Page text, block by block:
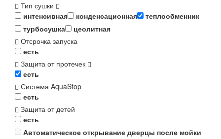
Тип сушки
интенсивная
конденсационная
теплообменник
турбосушка
цеолитная
Отсрочка запуска
есть
Защита от протечек
есть
Система AquaStop
есть
Защита от детей
есть
Автоматическое открывание дверцы после мойки